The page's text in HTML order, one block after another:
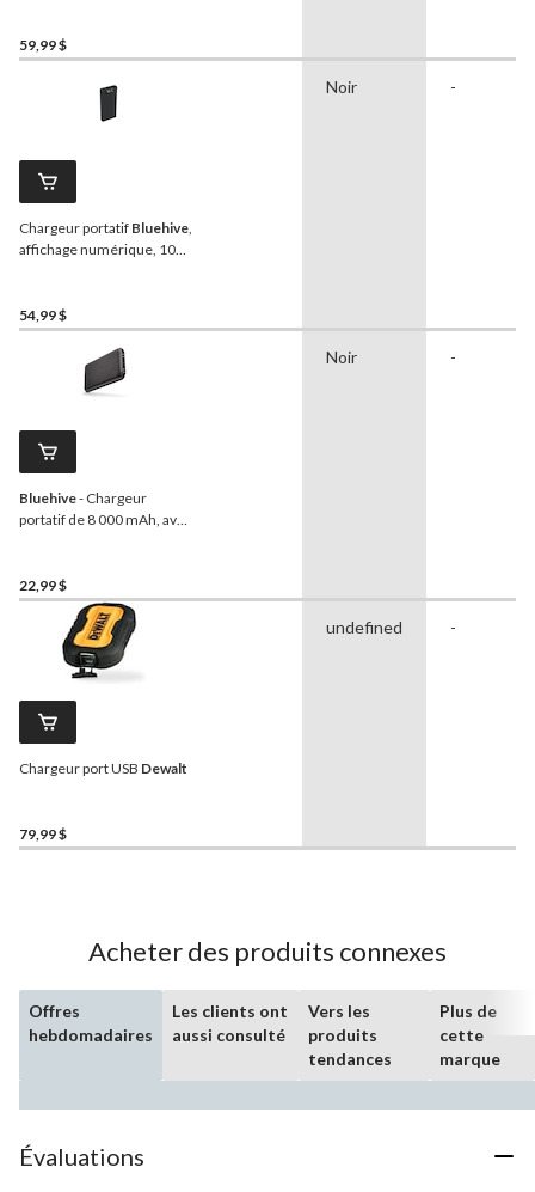
59,99 $
Chargeur portatif Bluehive
affichage numérique, 10
54,99 $
Noir -
Bluehive- Chargeur
portatif de 8 000 mAh, avec
22,99 $
Noir -
Chargeur port USB Dewalt
79,99 $
undefined -
Acheter des produits connexes
Offres
hebdomadaires
Les clients ont
aussi consulté
Vers les
produits
tendances
Plus de
cette
marque
Évaluations